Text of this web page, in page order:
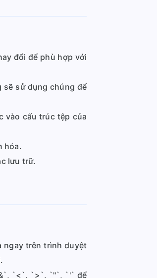
đổi để phù hợp với
sẽ sử dụng chúng để
vào cấu trúc tệp của
hóa.
lưu trữ.
ngay trên trình duyệt
`<`, `>`, `"`, `'` để